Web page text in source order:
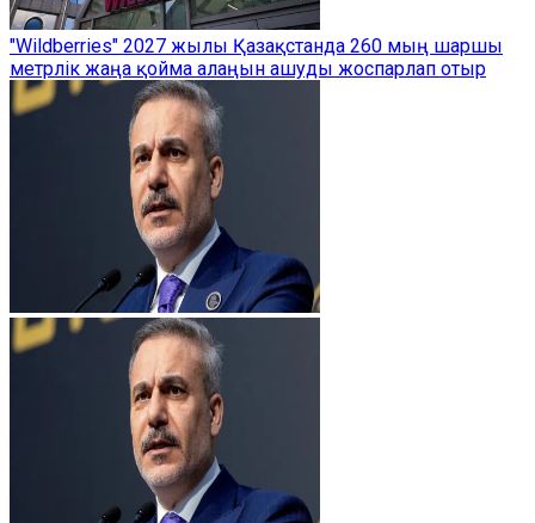
"Wildberries" 2027 жылы Қазақстанда 260 мың шаршы
метрлік жаңа қойма алаңын ашуды жоспарлап отыр